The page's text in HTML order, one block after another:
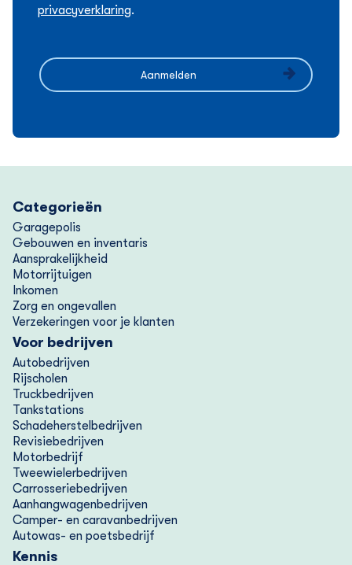
privacyverklaring.
Categorieën
Garagepolis
Gebouwen en inventaris
Aansprakelijkheid
Motorrijtuigen
Inkomen
Zorg en ongevallen
Verzekeringen voor je klanten
Voor bedrijven
Autobedrijven
Rijscholen
Truckbedrijven
Tankstations
Schadeherstelbedrijven
Revisiebedrijven
Motorbedrijf
Tweewielerbedrijven
Carrosseriebedrijven
Aanhangwagenbedrijven
Camper- en caravanbedrijven
Autowas- en poetsbedrijf
Kennis